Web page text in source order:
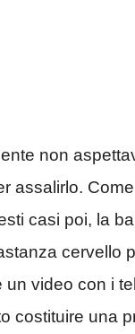
non
assalirlo.
casi poi, la
cervello
un video con i
costituire una